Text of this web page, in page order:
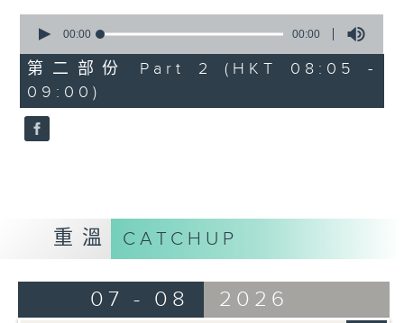
seconds
0
seconds
00:00 00:00
第二部份 Part 2 (HKT 08:05 -
09:00)
重溫 CATCHUP
07 - 08 2026